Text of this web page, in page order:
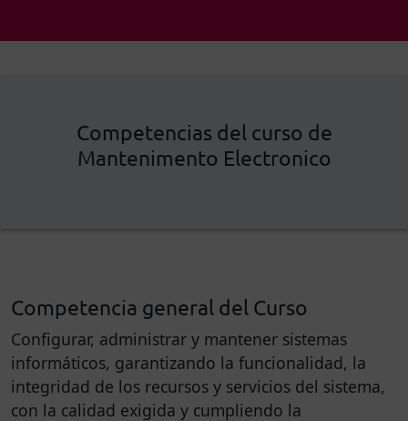
Competencias del curso de
Mantenimento Electronico
Competencia general del Curso
Configurar, administrar y mantener sistemas
informáticos, garantizando la funcionalidad, la
integridad de los recursos y servicios del sistema,
con la calidad exigida y cumpliendo la